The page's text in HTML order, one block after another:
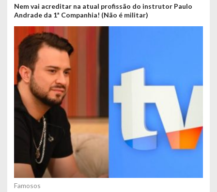
Nem vai acreditar na atual profissão do instrutor Paulo
Andrade da 1ª Companhia! (Não é militar)
Famosos